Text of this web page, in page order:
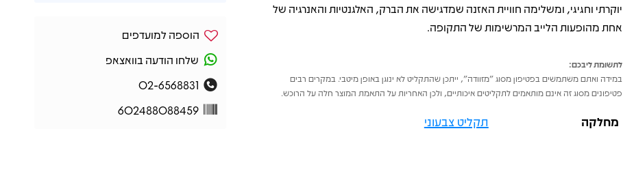
יוקרתי וחגיגי, ומשלימה חוויית האזנה שמדגישה את הברק, האלגנטיות והאנרגיה של
אחת מהופעות הלייב המרשימות של התקופה.
לתשומת ליבכם:
במידה ואתם משתמשים בפטיפון מסוג "מזוודה", ייתכן שהתקליט לא ינוגן באופן מיטבי. במקרים רבים
פטיפונים מסוג זה אינם מותאמים לתקליטים איכותיים, ולכן האחריות על התאמת המוצר חלה על הרוכש.
מחלקה תקליט צבעוני
הוספה למועדפים
שלחו הודעה בוואצאפ
02-6568831
602488088459